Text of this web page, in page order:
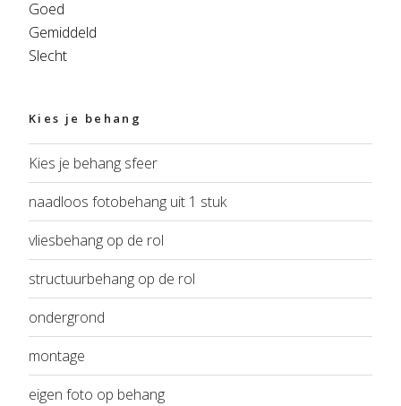
Goed
Gemiddeld
Slecht
Kies je behang
Kies je behang sfeer
naadloos fotobehang uit 1 stuk
vliesbehang op de rol
structuurbehang op de rol
ondergrond
montage
eigen foto op behang